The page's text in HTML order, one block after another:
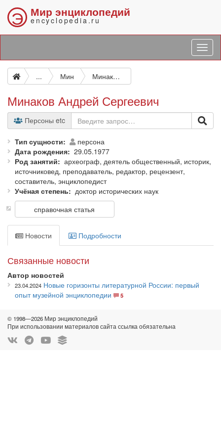
Э Мир энциклопедий
encyclopedia.ru
... Мин Минаков Андрей Сергеевич
Минаков Андрей Сергеевич
Персоны etc
Тип сущности
персона
Дата рождения
29.05.1977
Род занятий
археограф, деятель общественный, историк,
источниковед, преподаватель, редактор, рецензент,
составитель, энциклопедист
Учёная степень
доктор исторических наук
справочная статья
Новости Подробности
Связанные новости
Автор новостей
23.04.2024 Новые горизонты литературной России: первый
опыт музейной энциклопедии
5
© 1998—2026 Мир энциклопедий
При использовании материалов сайта ссылка обязательна